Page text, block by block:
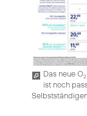
Das neue O2
ist noch